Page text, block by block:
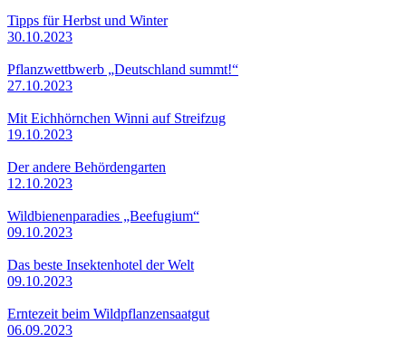
Tipps für Herbst und Winter
30.10.2023
Pflanzwettbwerb „Deutschland summt!“
27.10.2023
Mit Eichhörnchen Winni auf Streifzug
19.10.2023
Der andere Behördengarten
12.10.2023
Wildbienenparadies „Beefugium“
09.10.2023
Das beste Insektenhotel der Welt
09.10.2023
Erntezeit beim Wildpflanzensaatgut
06.09.2023